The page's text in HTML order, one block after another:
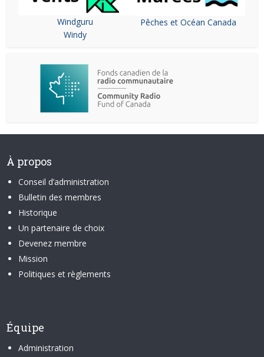
Windguru
Windy
Pêches et Océan Canada
À propos
Conseil d’administration
Bulletin des membres
Historique
Un partenaire de choix
Devenez membre
Mission
Politiques et règlements
Équipe
Administration